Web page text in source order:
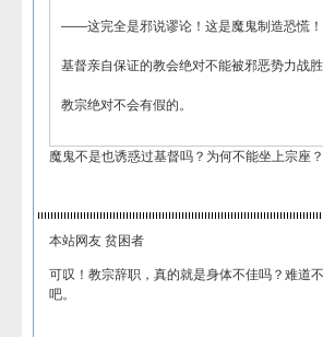
——这完全是邪说谬论！这是魔鬼制造恐慌！
基督亲自保证的教会绝对不能被邪恶势力战胜
教宗绝对不会有假的。
魔鬼不是也诱惑过基督吗？为何不能坐上宗座？
本站网友 贫困者
可叹！教宗辞职，真的就是身体不佳吗？难道
吧。